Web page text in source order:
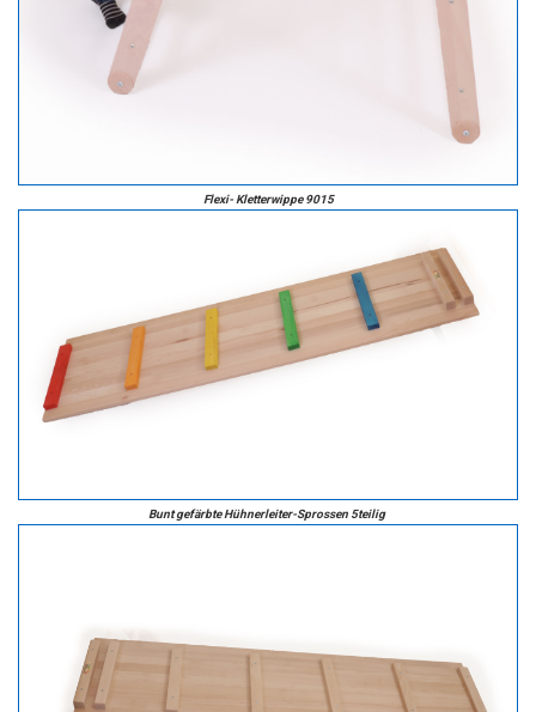
Flexi- Kletterwippe 9015
Bunt gefärbte Hühnerleiter-Sprossen 5teilig